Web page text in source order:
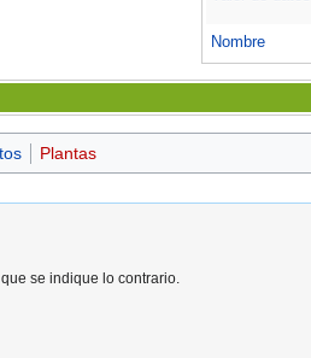
Nombre
Plantas
se indique lo contrario.